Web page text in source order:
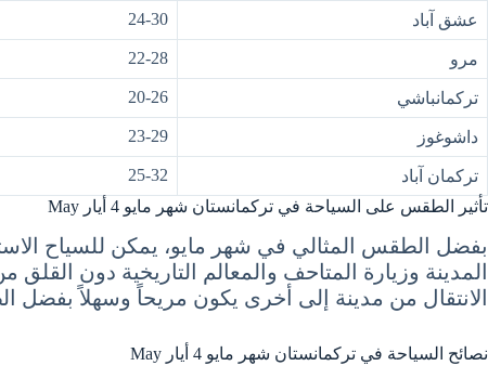
عشق آباد 24-30
مرو 22-28
تركمانباشي 20-26
داشوغوز 23-29
تركمان آباد 25-32
تأثير الطقس على السياحة في تركمانستان شهر مايو 4 أيار May
بفضل الطقس المثالي في شهر مايو، يمكن للسياح
المدينة وزيارة المتاحف والمعالم التاريخية دون القلق
الانتقال من مدينة إلى أخرى يكون مريحاً وسهلاً بفضل
نصائح السياحة في تركمانستان شهر مايو 4 أيار May